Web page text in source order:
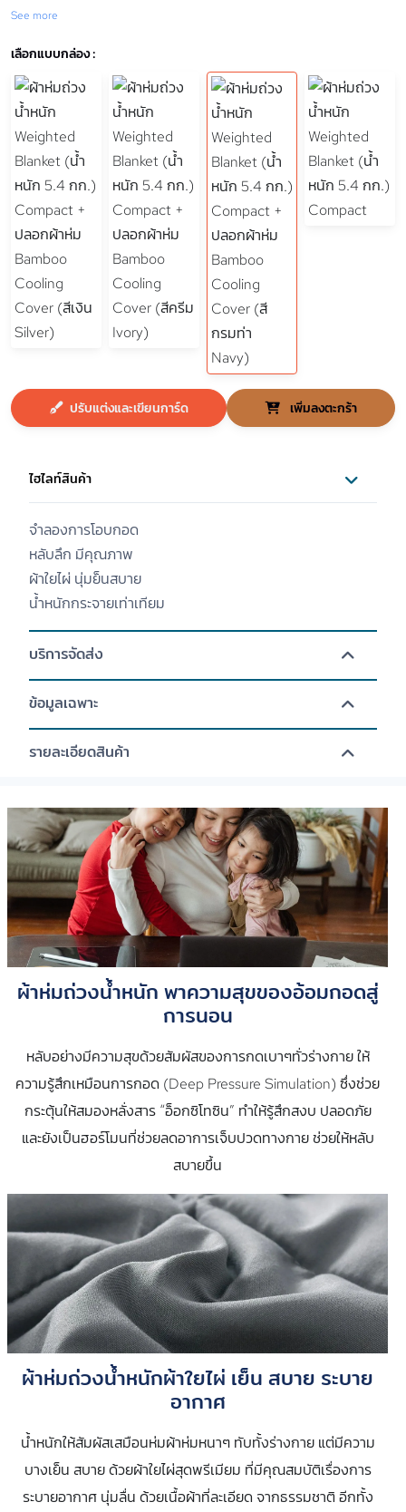
See more
เลือกแบบกล่อง :
ปรับแต่งและเขียนการ์ด เพิ่มลงตะกร้า
ไฮไลท์สินค้า
จำลองการโอบกอด
หลับลึก มีคุณภาพ
ผ้าใยไผ่ นุ่มย็นสบาย
น้ำหนักกระจายเท่าเทียม
บริการจัดส่ง
ข้อมูลเฉพาะ
รายละเอียดสินค้า
ผ้าห่มถ่วงน้ำหนัก พาความสุขของอ้อมกอดสู่
การนอน
หลับอย่างมีความสุขด้วยสัมผัสของการกดเบาๆทั่วร่างกาย ให้
ความรู้สึกเหมือนการกอด (Deep Pressure Simulation) ซึ่งช่วย
กระตุ้นให้สมองหลั่งสาร “อ็อกซิโทซิน” ทำให้รู้สึกสงบ ปลอดภัย
และยังเป็นฮอร์โมนที่ช่วยลดอาการเจ็บปวดทางกาย ช่วยให้หลับ
สบายขึ้น
ผ้าห่มถ่วงน้ำหนักผ้าใยไผ่ เย็น สบาย ระบาย
อากาศ
น้ำหนักให้สัมผัสเสมือนห่มผ้าห่มหนาๆ ทับทั้งร่างกาย แต่มีความ
บางเย็น สบาย ด้วยผ้าใยไผ่สุดพรีเมียม ที่มีคุณสมบัติเรื่องการ
ระบายอากาศ​ นุ่มลื่น ด้วยเนื้อผ้าที่ละเอียด จากธรรมชาติ อีกทั้ง